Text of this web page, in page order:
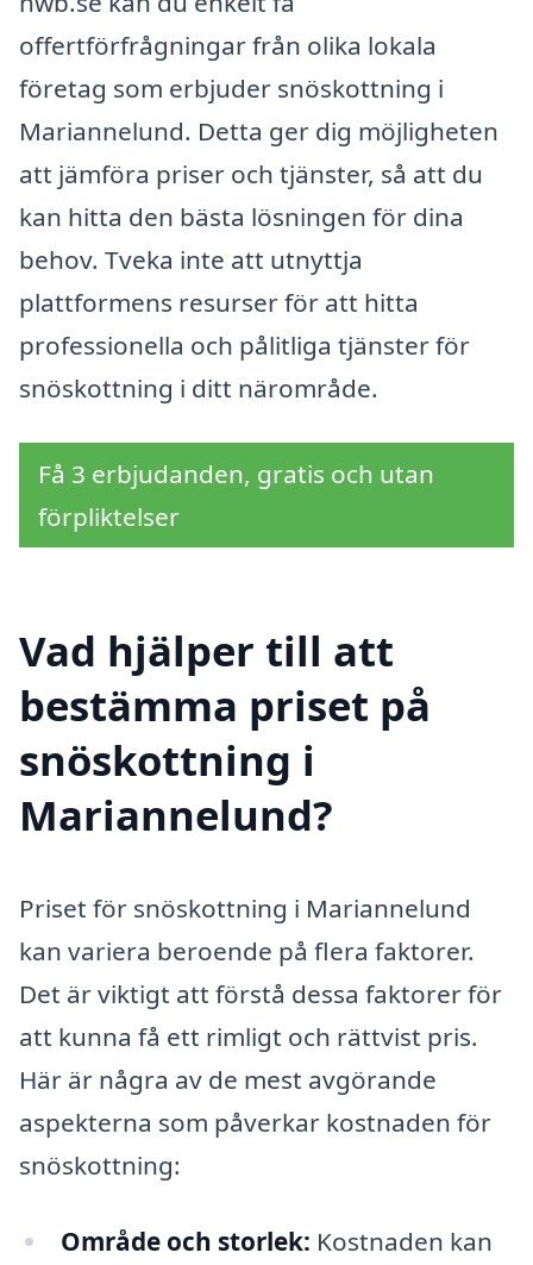
offertförfrågningar från olika lokala
företag som erbjuder snöskottning i
Mariannelund. Detta ger dig möjligheten
att jämföra priser och tjänster, så att du
kan hitta den bästa lösningen för dina
behov. Tveka inte att utnyttja
plattformens resurser för att hitta
professionella och pålitliga tjänster för
snöskottning i ditt närområde.
Få 3 erbjudanden, gratis och utan
förpliktelser
Vad hjälper till att
bestämma priset på
snöskottning i
Mariannelund?
Priset för snöskottning i Mariannelund
kan variera beroende på flera faktorer.
Det är viktigt att förstå dessa faktorer för
att kunna få ett rimligt och rättvist pris.
Här är några av de mest avgörande
aspekterna som påverkar kostnaden för
snöskottning:
Område och storlek: Kostnaden kan